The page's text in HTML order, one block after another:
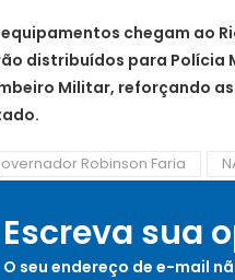
equipamentos chegam ao
distribuídos para Polícia
Militar, reforçando
Robinson Faria
Escreva sua
O seu endereço de e-mail